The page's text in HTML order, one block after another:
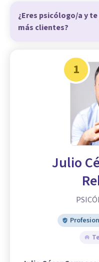
¿Eres psicólogo/a y
más clientes?
1
Julio